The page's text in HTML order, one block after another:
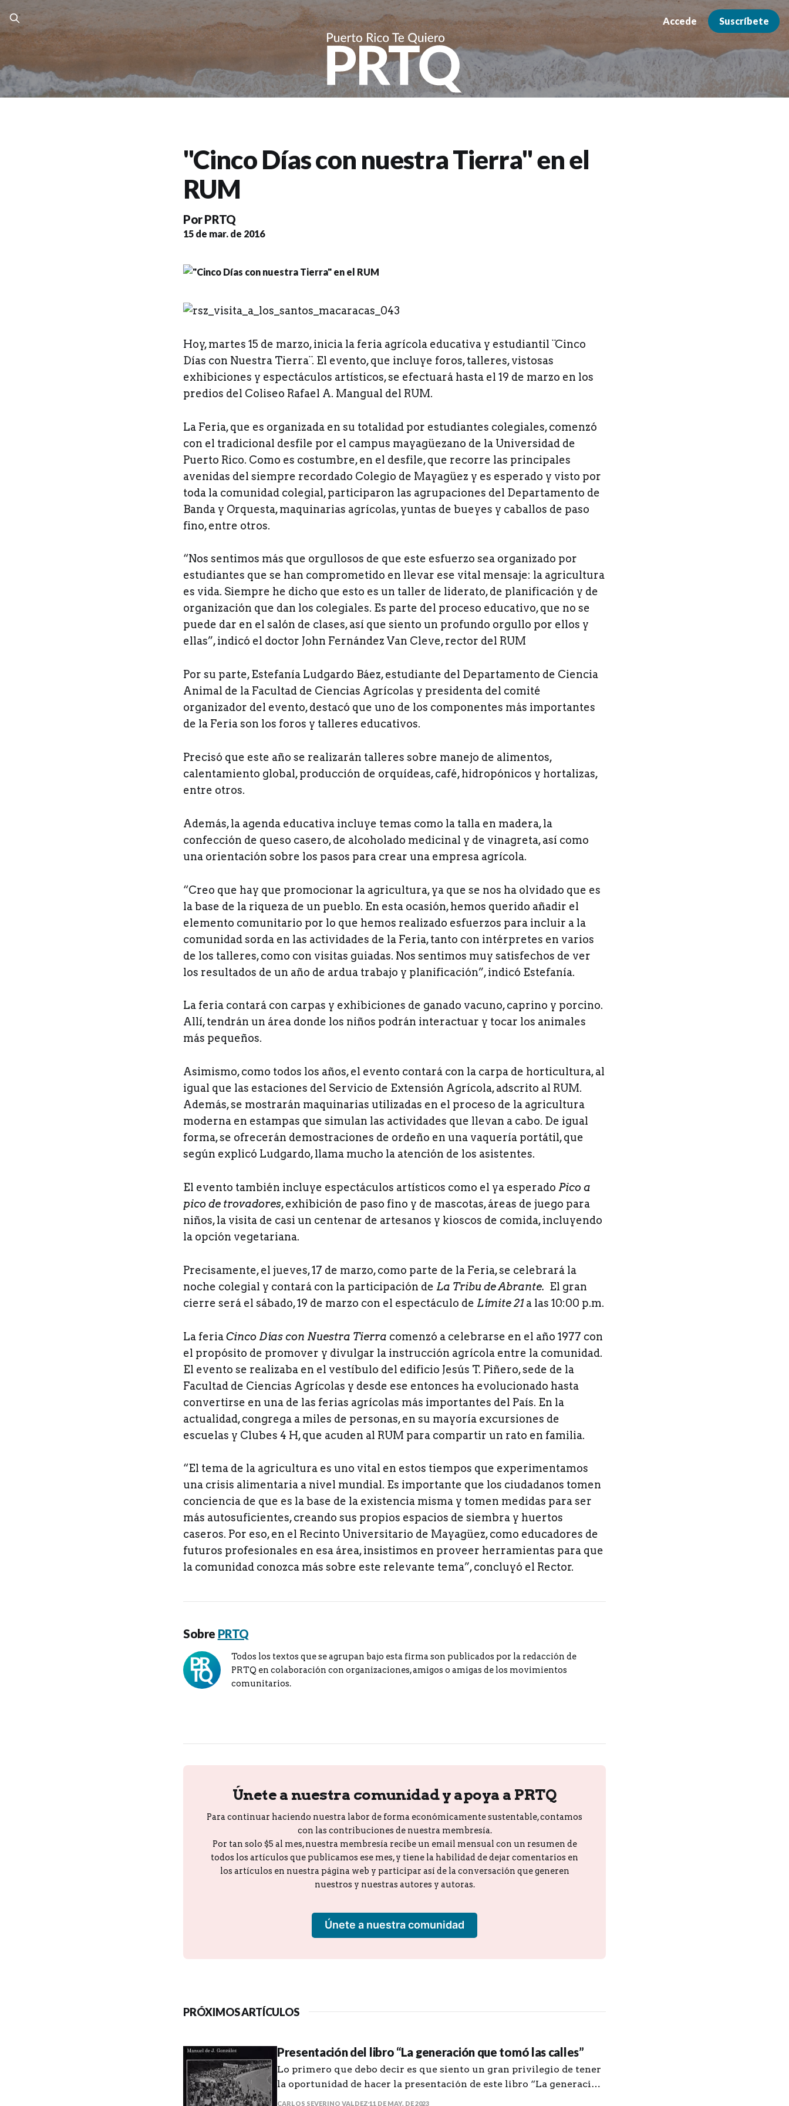
Accede Suscríbete
"Cinco Días con nuestra Tierra" en el
RUM
PorPRTQ
15 de mar. de 2016
Hoy, martes 15 de marzo, inicia la feria agrícola educativa y estudiantil ¨Cinco
Días con Nuestra Tierra¨. El evento, que incluye foros, talleres, vistosas
exhibiciones y espectáculos artísticos, se efectuará hasta el 19 de marzo en los
predios del Coliseo Rafael A. Mangual del RUM.
La Feria, que es organizada en su totalidad por estudiantes colegiales, comenzó
con el tradicional desfile por el campus mayagüezano de la Universidad de
Puerto Rico. Como es costumbre, en el desfile, que recorre las principales
avenidas del siempre recordado Colegio de Mayagüez y es esperado y visto por
toda la comunidad colegial, participaron las agrupaciones del Departamento de
Banda y Orquesta, maquinarias agrícolas, yuntas de bueyes y caballos de paso
fino, entre otros.
“Nos sentimos más que orgullosos de que este esfuerzo sea organizado por
estudiantes que se han comprometido en llevar ese vital mensaje: la agricultura
es vida. Siempre he dicho que esto es un taller de liderato, de planificación y de
organización que dan los colegiales. Es parte del proceso educativo, que no se
puede dar en el salón de clases, así que siento un profundo orgullo por ellos y
ellas”, indicó el doctor John Fernández Van Cleve, rector del RUM
Por su parte, Estefanía Ludgardo Báez, estudiante del Departamento de Ciencia
Animal de la Facultad de Ciencias Agrícolas y presidenta del comité
organizador del evento, destacó que uno de los componentes más importantes
de la Feria son los foros y talleres educativos.
Precisó que este año se realizarán talleres sobre manejo de alimentos,
calentamiento global, producción de orquídeas, café, hidropónicos y hortalizas,
entre otros.
Además, la agenda educativa incluye temas como la talla en madera, la
confección de queso casero, de alcoholado medicinal y de vinagreta, así como
una orientación sobre los pasos para crear una empresa agrícola.
“Creo que hay que promocionar la agricultura, ya que se nos ha olvidado que es
la base de la riqueza de un pueblo. En esta ocasión, hemos querido añadir el
elemento comunitario por lo que hemos realizado esfuerzos para incluir a la
comunidad sorda en las actividades de la Feria, tanto con intérpretes en varios
de los talleres, como con visitas guiadas. Nos sentimos muy satisfechos de ver
los resultados de un año de ardua trabajo y planificación”, indicó Estefanía.
La feria contará con carpas y exhibiciones de ganado vacuno, caprino y porcino.
Allí, tendrán un área donde los niños podrán interactuar y tocar los animales
más pequeños.
Asimismo, como todos los años, el evento contará con la carpa de horticultura, al
igual que las estaciones del Servicio de Extensión Agrícola, adscrito al RUM.
Además, se mostrarán maquinarias utilizadas en el proceso de la agricultura
moderna en estampas que simulan las actividades que llevan a cabo. De igual
forma, se ofrecerán demostraciones de ordeño en una vaquería portátil, que
según explicó Ludgardo, llama mucho la atención de los asistentes.
El evento también incluye espectáculos artísticos como el ya esperado Pico a
pico de trovadores, exhibición de paso fino y de mascotas, áreas de juego para
niños, la visita de casi un centenar de artesanos y kioscos de comida, incluyendo
la opción vegetariana.
Precisamente, el jueves, 17 de marzo, como parte de la Feria, se celebrará la
noche colegial y contará con la participación de La Tribu de Abrante. El gran
cierre será el sábado, 19 de marzo con el espectáculo de Límite 21a las 10:00 p.m.
La feriaCinco Días con Nuestra Tierra comenzó a celebrarse en el año 1977 con
el propósito de promover y divulgar la instrucción agrícola entre la comunidad.
El evento se realizaba en el vestíbulo del edificio Jesús T. Piñero, sede de la
Facultad de Ciencias Agrícolas y desde ese entonces ha evolucionado hasta
convertirse en una de las ferias agrícolas más importantes del País. En la
actualidad, congrega a miles de personas, en su mayoría excursiones de
escuelas y Clubes 4 H, que acuden al RUM para compartir un rato en familia.
“El tema de la agricultura es uno vital en estos tiempos que experimentamos
una crisis alimentaria a nivel mundial. Es importante que los ciudadanos tomen
conciencia de que es la base de la existencia misma y tomen medidas para ser
más autosuficientes, creando sus propios espacios de siembra y huertos
caseros. Por eso, en el Recinto Universitario de Mayagüez, como educadores de
futuros profesionales en esa área, insistimos en proveer herramientas para que
la comunidad conozca más sobre este relevante tema”, concluyó el Rector.
Sobre PRTQ
Todos los textos que se agrupan bajo esta firma son publicados por la redacción de
PRTQ en colaboración con organizaciones, amigos o amigas de los movimientos
comunitarios.
Únete a nuestra comunidad y apoya a PRTQ
Para continuar haciendo nuestra labor de forma económicamente sustentable, contamos
con las contribuciones de nuestra membresía.
Por tan solo $5 al mes, nuestra membresía recibe un email mensual con un resumen de
todos los artículos que publicamos ese mes, y tiene la habilidad de dejar comentarios en
los artículos en nuestra página web y participar así de la conversación que generen
nuestros y nuestras autores y autoras.
Únete a nuestra comunidad
PRÓXIMOS ARTÍCULOS
Presentación del libro “La generación que tomó las calles”
Lo primero que debo decir es que siento un gran privilegio de tener
la oportunidad de hacer la presentación de este libro “La generación
CARLOS SEVERINO VALDEZ 11 DE MAY. DE 2023